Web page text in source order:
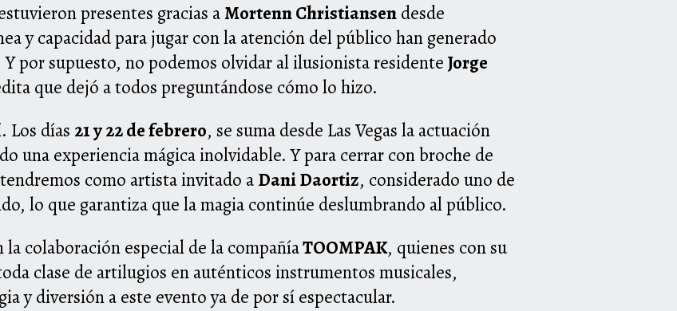
presentes gracias aMortenn Christiansendesde
y capacidad para jugar con la atención del público han generado
Y por supuesto, no podemos olvidar al ilusionista residenteJorge
que dejó a todos preguntándose cómo lo hizo.
Los días 21 y 22 de febrero, se suma desde Las Vegas la actuación
una experiencia mágica inolvidable. Y para cerrar con broche de
como artista invitado aDani Daortiz, considerado uno de
lo que garantiza que la magia continúe deslumbrando al público.
colaboración especial de la compañíaTOOMPAK, quienes con su
clase de artilugios en auténticos instrumentos musicales,
y diversión a este evento ya de por sí espectacular.